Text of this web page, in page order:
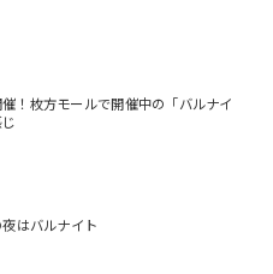
！枚方モールで開催中の「バルナイ
はバルナイト